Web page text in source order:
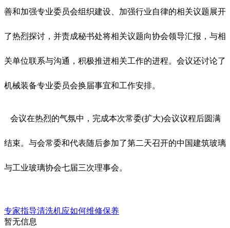
善和加强专业委员会组织建设、加强行业自律的相关议题展开
了热烈探讨，并责成秘书处将相关议题向协会领导汇报，与相
关单位联系与沟通，积极推进相关工作的进程。会议还讨论了
机械装备专业委员会换届事宜和工作安排。
会议在热烈的气氛中，完成本次常委(扩大)会议议程后圆满
结束。与会常委和代表随后参加了第二天召开的中国建筑玻璃
与工业玻璃协会七届三次理事会。
专家指导清洗机应如何维修保养
暂无信息